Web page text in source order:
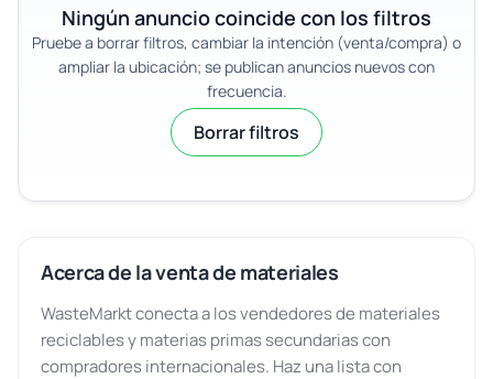
Ningún anuncio coincide con los filtros
Pruebe a borrar filtros, cambiar la intención (venta/compra) o
ampliar la ubicación; se publican anuncios nuevos con
frecuencia.
Borrar filtros
Acerca de la venta de materiales
WasteMarkt conecta a los vendedores de materiales
reciclables y materias primas secundarias con
compradores internacionales. Haz una lista con